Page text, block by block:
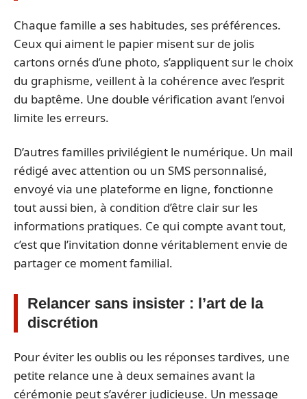
Chaque famille a ses habitudes, ses préférences.
Ceux qui aiment le papier misent sur de jolis
cartons ornés d’une photo, s’appliquent sur le choix
du graphisme, veillent à la cohérence avec l’esprit
du baptême. Une double vérification avant l’envoi
limite les erreurs.
D’autres familles privilégient le numérique. Un mail
rédigé avec attention ou un SMS personnalisé,
envoyé via une plateforme en ligne, fonctionne
tout aussi bien, à condition d’être clair sur les
informations pratiques. Ce qui compte avant tout,
c’est que l’invitation donne véritablement envie de
partager ce moment familial.
Relancer sans insister : l’art de la
discrétion
Pour éviter les oublis ou les réponses tardives, une
petite relance une à deux semaines avant la
cérémonie peut s’avérer judicieuse. Un message